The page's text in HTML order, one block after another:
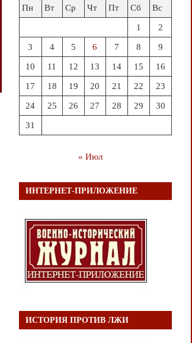
Пн
Вт Ср Чт Пт Сб Вс
1 2
3 4 5 6 7 8 9
10 11 12 13 14 15 16
17 18 19 20 21 22 23
24 25 26 27 28 29 30
31
« Июл
ИНТЕРНЕТ-ПРИЛОЖЕНИЕ
ИСТОРИЯ ПРОТИВ ЛЖИ